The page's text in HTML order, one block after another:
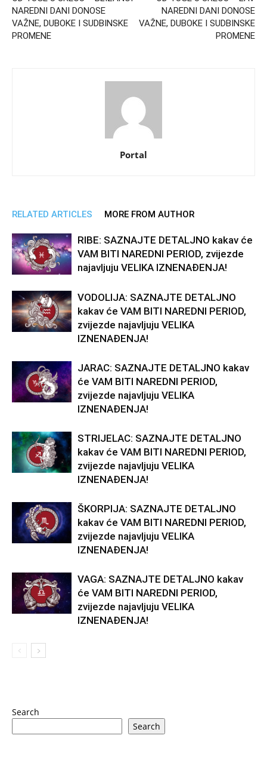
NAREDNI DANI DONOSE
VAŽNE, DUBOKE I SUDBINSKE
PROMENE
NAREDNI DANI DONOSE
VAŽNE, DUBOKE I SUDBINSKE
PROMENE
Portal
RELATED ARTICLES MORE FROM AUTHOR
RIBE: SAZNAJTE DETALJNO kakav će
VAM BITI NAREDNI PERIOD, zvijezde
najavljuju VELIKA IZNENAĐENJA!
VODOLIJA: SAZNAJTE DETALJNO
kakav će VAM BITI NAREDNI PERIOD,
zvijezde najavljuju VELIKA
IZNENAĐENJA!
JARAC: SAZNAJTE DETALJNO kakav
će VAM BITI NAREDNI PERIOD,
zvijezde najavljuju VELIKA
IZNENAĐENJA!
STRIJELAC: SAZNAJTE DETALJNO
kakav će VAM BITI NAREDNI PERIOD,
zvijezde najavljuju VELIKA
IZNENAĐENJA!
ŠKORPIJA: SAZNAJTE DETALJNO
kakav će VAM BITI NAREDNI PERIOD,
zvijezde najavljuju VELIKA
IZNENAĐENJA!
VAGA: SAZNAJTE DETALJNO kakav
će VAM BITI NAREDNI PERIOD,
zvijezde najavljuju VELIKA
IZNENAĐENJA!
Search
Search